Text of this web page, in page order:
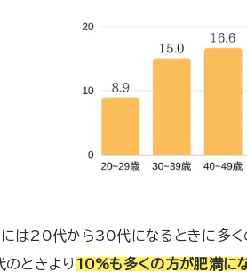
は20代から30代になるときに多
ときより 10%も多くの方が肥満に